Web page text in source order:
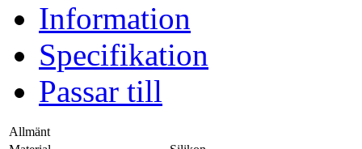
Information
Specifikation
Passar till
Allmänt